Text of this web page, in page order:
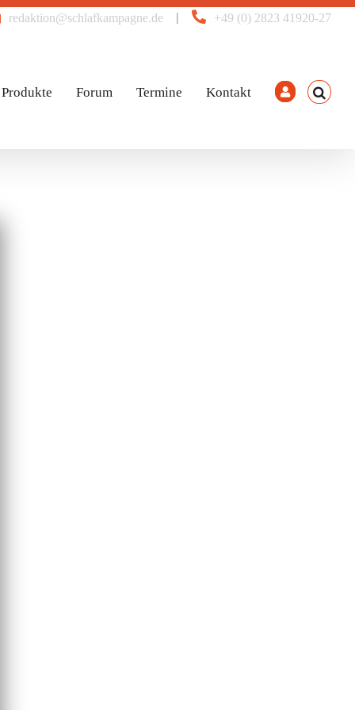
+49 (0) 2823 41920-27
|
redaktion@schlafkampagne.de
Produkte Forum Termine Kontakt